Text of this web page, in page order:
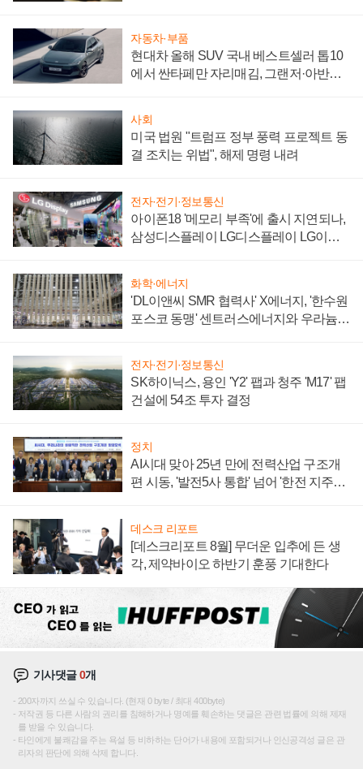
자동차·부품
현대차 올해 SUV 국내 베스트셀러 톱10
에서 싼타페만 자리매김, 그랜저·아반떼
사회
미국 법원 "트럼프 정부 풍력 프로젝트 동
결 조치는 위법", 해제 명령 내려
전자·전기·정보통신
아이폰18 '메모리 부족'에 출시 지연되나,
삼성디스플레이 LG디스플레이 LG이노
화학·에너지
'DL이앤씨 SMR 협력사' X에너지, '한수원
포스코 동맹' 센트러스에너지와 우라늄
전자·전기·정보통신
SK하이닉스, 용인 'Y2' 팹과 청주 'M17' 팹
건설에 54조 투자 결정
정치
AI시대 맞아 25년 만에 전력산업 구조개
편 시동, '발전5사 통합' 넘어 '한전 지주사'
데스크 리포트
[데스크리포트 8월] 무더운 입추에 든 생
각, 제약바이오 하반기 훈풍 기대한다
기사댓글0개
200자까지 쓰실 수 있습니다. (현재 0 byte / 최대 400byte)
저작권 등 다른 사람의 권리를 침해하거나 명예를 훼손하는 댓글은 관련 법률에 의해 제재
를 받을 수 있습니다.
타인에게 불쾌감을 주는 욕설 등 비하하는 단어가 내용에 포함되거나 인신공격성 글은 관
리자의 판단에 의해 삭제 합니다.